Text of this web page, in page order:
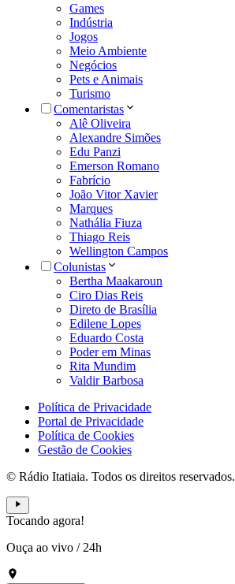
Games
Indústria
Jogos
Meio Ambiente
Negócios
Pets e Animais
Turismo
Comentaristas
Alê Oliveira
Alexandre Simões
Edu Panzi
Emerson Romano
Fabrício
João Vitor Xavier
Marques
Nathália Fiuza
Thiago Reis
Wellington Campos
Colunistas
Bertha Maakaroun
Ciro Dias Reis
Direto de Brasília
Edilene Lopes
Eduardo Costa
Poder em Minas
Rita Mundim
Valdir Barbosa
Política de Privacidade
Portal de Privacidade
Política de Cookies
Gestão de Cookies
© Rádio Itatiaia. Todos os direitos reservados.
Tocando agora!
Ouça ao vivo / 24h